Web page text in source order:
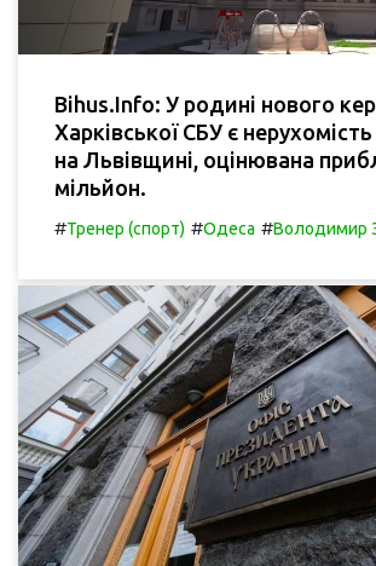
Bihus.Info: У родині нового
Харківської СБУ є
на Львівщині, оцінювана
мільйон.
#Тренер (спорт) #Одеса #Володимир